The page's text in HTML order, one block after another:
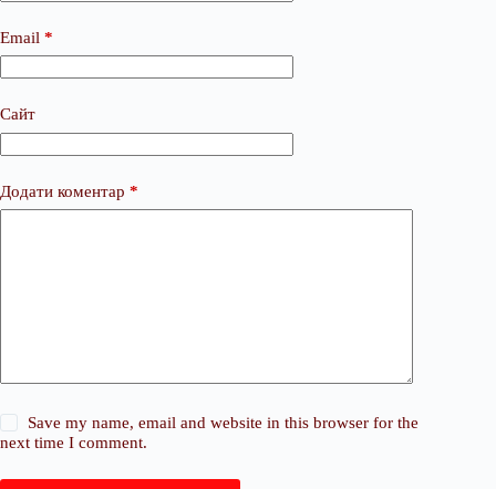
Email *
Сайт
Додати коментар *
Save my name, email and website in this browser for the
next time I comment.